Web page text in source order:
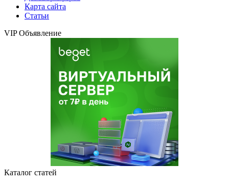
Карта сайта
Статьи
VIP Объявление
Каталог статей